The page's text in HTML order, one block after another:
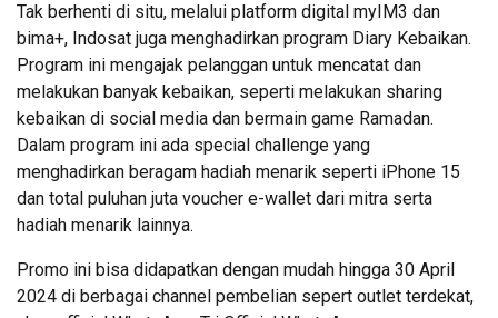
Tak berhenti di situ, melalui platform digital myIM3 dan
bima+, Indosat juga menghadirkan program Diary Kebaikan.
Program ini mengajak pelanggan untuk mencatat dan
melakukan banyak kebaikan, seperti melakukan sharing
kebaikan di social media dan bermain game Ramadan.
Dalam program ini ada special challenge yang
menghadirkan beragam hadiah menarik seperti iPhone 15
dan total puluhan juta voucher e-wallet dari mitra serta
hadiah menarik lainnya.
Promo ini bisa didapatkan dengan mudah hingga 30 April
2024 di berbagai channel pembelian sepert outlet terdekat,